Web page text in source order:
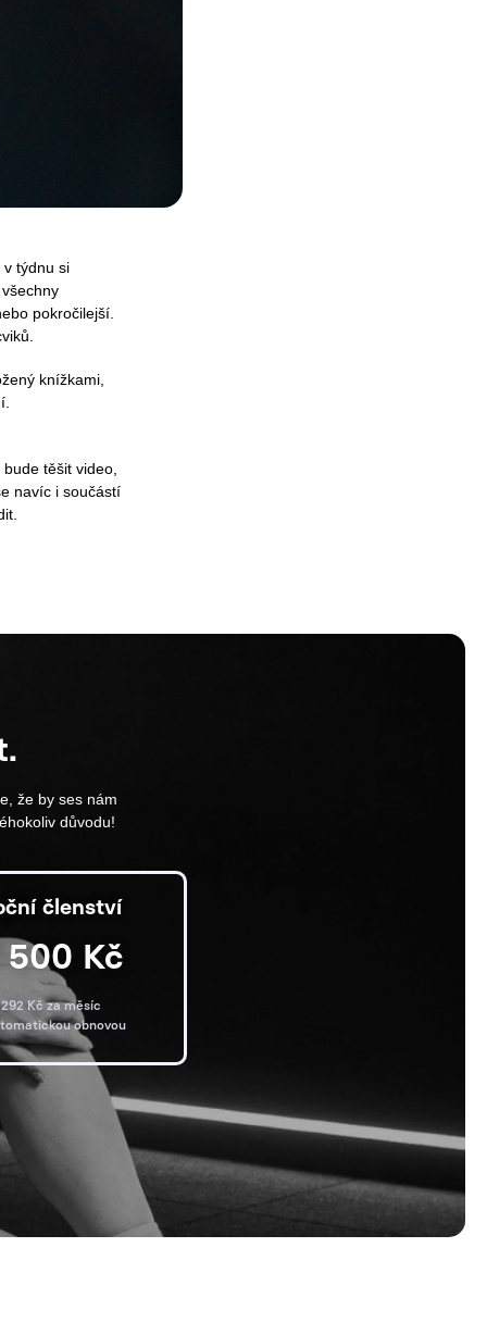
týdnu si
pokročilejší.
knížkami,
těšit video,
navíc i součástí
že by ses nám
důvodu!
členství
500 Kč
292 Kč za měsíc
obnovou